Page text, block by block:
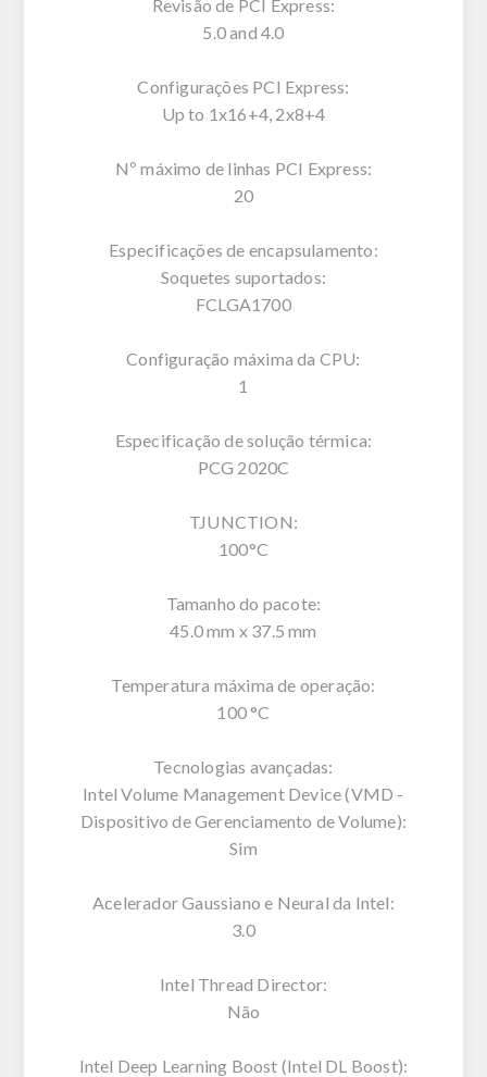
Revisão de PCI Express:
5.0 and 4.0
Configurações PCI Express:
Up to 1x16+4, 2x8+4
Nº máximo de linhas PCI Express:
20
Especificações de encapsulamento:
Soquetes suportados:
FCLGA1700
Configuração máxima da CPU:
1
Especificação de solução térmica:
PCG 2020C
TJUNCTION:
100°C
Tamanho do pacote:
45.0 mm x 37.5 mm
Temperatura máxima de operação:
100 °C
Tecnologias avançadas:
Intel Volume Management Device (VMD -
Dispositivo de Gerenciamento de Volume):
Sim
Acelerador Gaussiano e Neural da Intel:
3.0
Intel Thread Director:
Não
Intel Deep Learning Boost (Intel DL Boost):